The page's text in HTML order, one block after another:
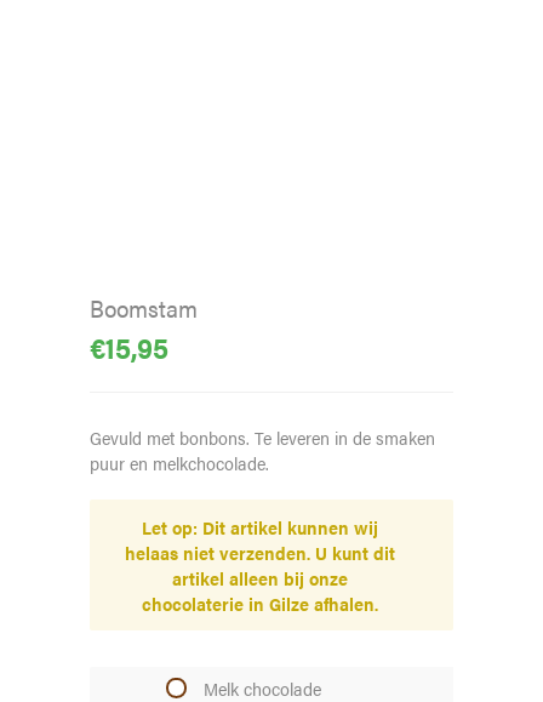
Boomstam
€15,95
Gevuld met bonbons. Te leveren in de smaken
puur en melkchocolade.
Let op: Dit artikel kunnen wij
helaas niet verzenden. U kunt dit
artikel alleen bij onze
chocolaterie in Gilze afhalen.
Melk chocolade